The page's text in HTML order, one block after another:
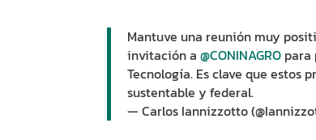
Mantuve una reunión muy
invitación a @CONINAGRO para
Tecnología. Es clave que estos
sustentable y federal.
— Carlos Iannizzotto